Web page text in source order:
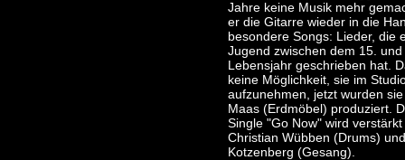
Jahre keine Musik mehr
er die Gitarre wieder in die
besondere Songs: Lieder, die
Jugend zwischen dem 15. und
Lebensjahr geschrieben hat.
keine Möglichkeit, sie im
aufzunehmen, jetzt wurden
Maas (Erdmöbel) produziert.
Single "Go Now" wird
Christian Wübben (Drums)
Kotzenberg (Gesang).